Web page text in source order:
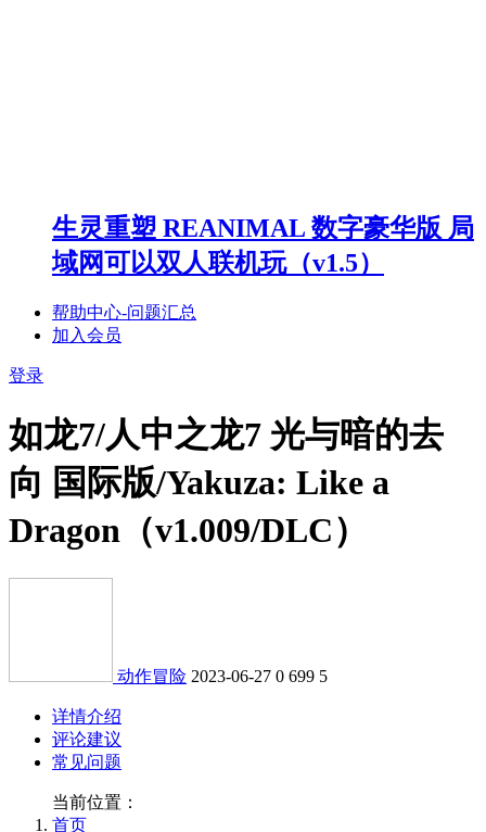
生灵重塑 REANIMAL 数字豪华版 局
域网可以双人联机玩（v1.5）
帮助中心-问题汇总
加入会员
登录
如龙7/人中之龙7 光与暗的去
向 国际版/Yakuza: Like a
Dragon（v1.009/DLC）
动作冒险 2023-06-27 0 699 5
详情介绍
评论建议
常见问题
当前位置：
首页